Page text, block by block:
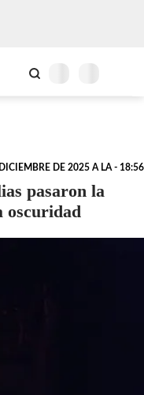
DE 2025 A LA - 18:56
pasaron la
oscuridad